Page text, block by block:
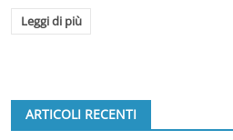
Leggi di più
ARTICOLI RECENTI